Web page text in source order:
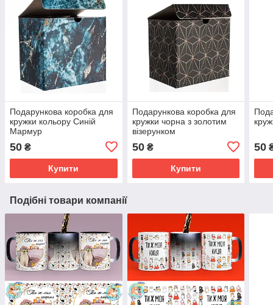
Подарункова коробка для
кружки кольору Синій
Мармур
50 ₴
Купити
Подарункова коробка для
кружки чорна з золотим
візерунком
50₴
Купити
50
Подібні товари компанії